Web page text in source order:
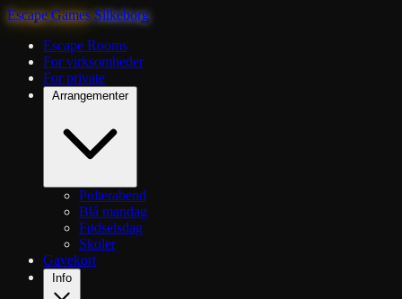
Escape Games Silkeborg
Escape Rooms
For virksomheder
For private
Arrangementer
Polterabend
Blå mandag
Fødselsdag
Skoler
Gavekort